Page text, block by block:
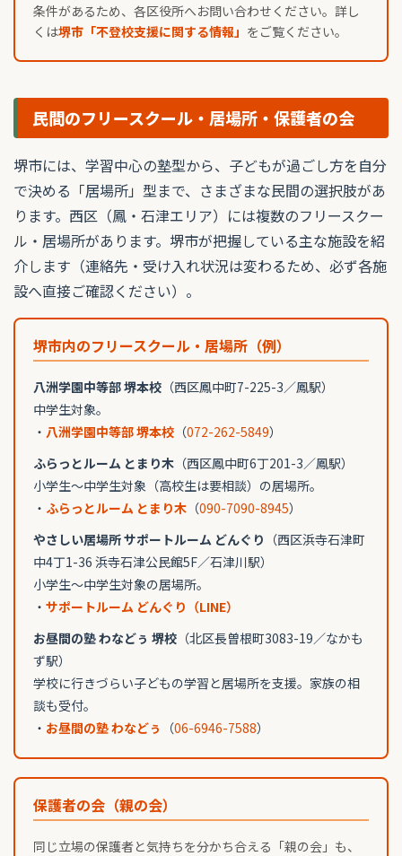
条件があるため、各区役所へお問い合わせください。詳し
くは堺市「不登校支援に関する情報」 をご覧ください。
民間のフリースクール・居場所・保護者の会
堺市には、学習中心の塾型から、子どもが過ごし方を自分
で決める「居場所」型まで、さまざまな民間の選択肢があ
ります。西区（鳳・石津エリア）には複数のフリースクー
ル・居場所があります。堺市が把握している主な施設を紹
介します（連絡先・受け入れ状況は変わるため、必ず各施
設へ直接ご確認ください）。
堺市内のフリースクール・居場所（例）
八洲学園中等部 堺本校 （西区鳳中町7-225-3／鳳駅）
中学生対象。
・ 八洲学園中等部 堺本校 （072-262-5849）
ふらっとルーム とまり木 （西区鳳中町6丁201-3／鳳駅）
小学生〜中学生対象（高校生は要相談）の居場所。
・ ふらっとルーム とまり木 （090-7090-8945）
やさしい居場所 サポートルーム どんぐり （西区浜寺石津町
中4丁1-36 浜寺石津公民館5F／石津川駅）
小学生〜中学生対象の居場所。
・ サポートルーム どんぐり（LINE）
お昼間の塾 わなどぅ 堺校 （北区長曽根町3083-19／なかも
ず駅）
学校に行きづらい子どもの学習と居場所を支援。家族の相
談も受付。
・ お昼間の塾 わなどぅ （06-6946-7588）
保護者の会（親の会）
同じ立場の保護者と気持ちを分かち合える「親の会」も、